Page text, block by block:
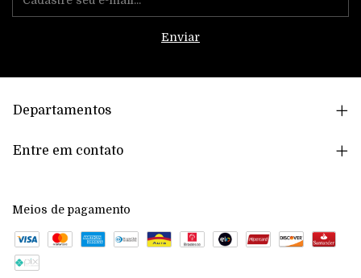
Departamentos
Entre em contato
Meios de pagamento